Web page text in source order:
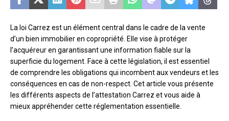
La loi Carrez est un élément central dans le cadre de la vente
d’un bien immobilier en copropriété. Elle vise à protéger
l’acquéreur en garantissant une information fiable sur la
superficie du logement. Face à cette législation, il est essentiel
de comprendre les obligations qui incombent aux vendeurs et les
conséquences en cas de non-respect. Cet article vous présente
les différents aspects de l’attestation Carrez et vous aide à
mieux appréhender cette réglementation essentielle.